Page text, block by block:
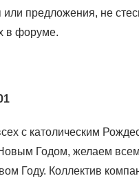
или предложения, не
в форуме.
с католическим
Годом, желаем всем
Году. Коллектив